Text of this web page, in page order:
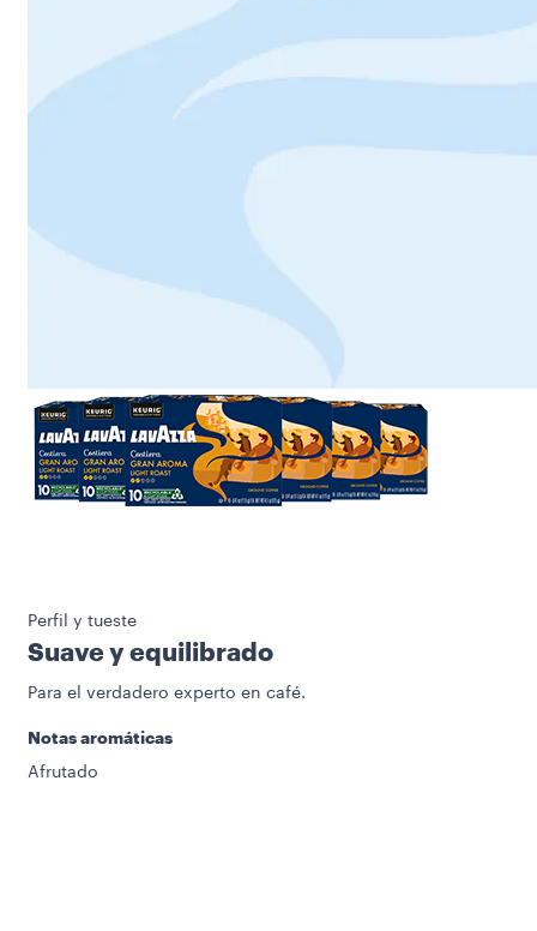
Perfil y tueste
Suave y equilibrado
Para el verdadero experto en café.
Notas aromáticas
Afrutado